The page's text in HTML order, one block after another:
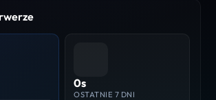
0s
OSTATNIE 7 DNI